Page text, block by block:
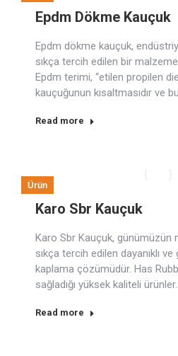
Epdm Dökme Kauçuk
Epdm dökme kauçuk,
sıkça tercih edilen bir
Epdm terimi, “etilen propilen
kauçuğunun kısaltmasıdır ve
Read more
Ürün
Karo Sbr Kauçuk
Karo Sbr Kauçuk, günümüzün
sıkça tercih edilen dayanıklı
kaplama çözümüdür. Has
sağladığı yüksek kaliteli
Read more